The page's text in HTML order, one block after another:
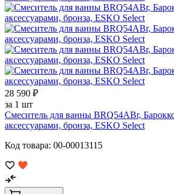
28 590 ₽
за 1 шт
Смеситель для ванны BRQ54ABr,
аксессуарами, бронза, ESKO Select
Код товара: 00-00013115